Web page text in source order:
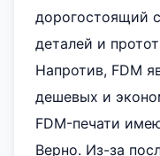
дорогостоящий
деталей и
Напротив, FDM
дешевых и
FDM-печати
Верно. Из-за